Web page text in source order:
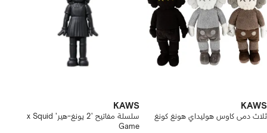
KAWS
ثلاث دمى كاوس هوليداي هونغ كونغ
KAWS
سلسلة مفاتيح '2 يونغ-هير' x Squid
Game